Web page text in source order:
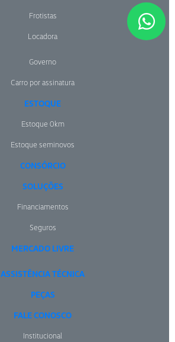
Frotistas
Locadora
Governo
Carro por assinatura
ESTOQUE
Estoque 0km
Estoque seminovos
CONSÓRCIO
SOLUÇÕES
Financiamentos
Seguros
MERCADO LIVRE
ASSISTÊNCIA TÉCNICA
PEÇAS
FALE CONOSCO
Institucional